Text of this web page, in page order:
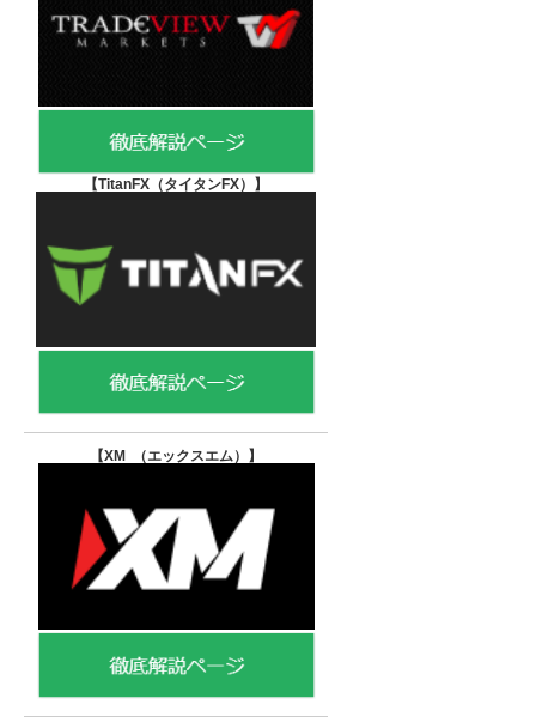
【TitanFX（タイタンFX） 】
【XM （エックスエム） 】